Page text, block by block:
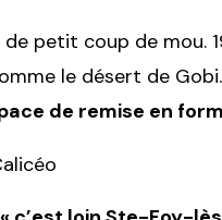
de petit coup de mou.
le désert de
de remise en